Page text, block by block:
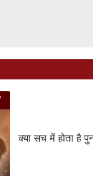
क्या सच में होता है